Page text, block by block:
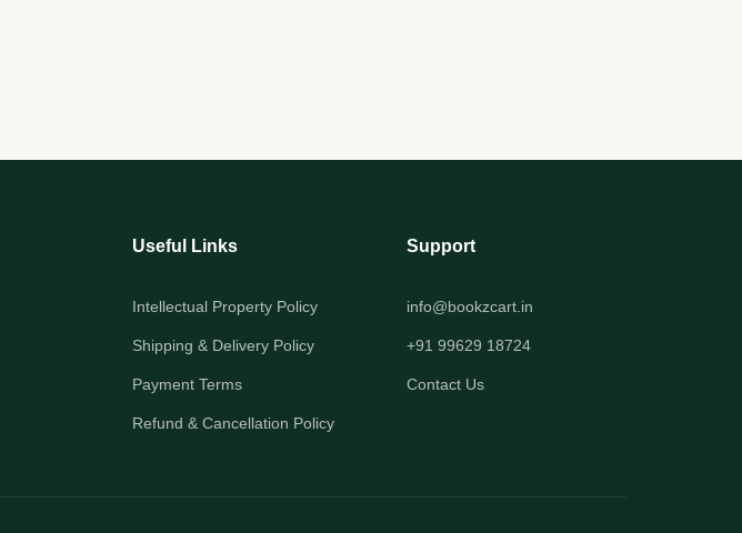
Useful Links
Intellectual Property Policy
Shipping & Delivery Policy
Payment Terms
Refund & Cancellation Policy
Support
info@bookzcart.in
+91 99629 18724
Contact Us